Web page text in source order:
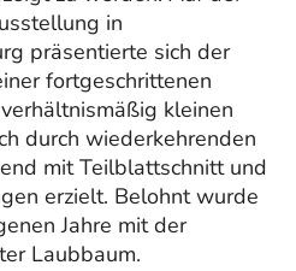
in
präsentierte sich der
fortgeschrittenen
kleinen
durch wiederkehrenden
mit Teilblattschnitt und
erzielt. Belohnt wurde
Jahre mit der
Laubbaum.